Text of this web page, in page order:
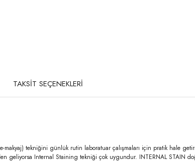
TAKSİT SEÇENEKLERİ
tekniğini günlük rutin laboratuar çalışmaları için pratik hale
geliyorsa Internal Staining tekniği çok uygundur. INTERNAL STAIN